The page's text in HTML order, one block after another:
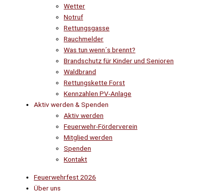
Wetter
Notruf
Rettungsgasse
Rauchmelder
Was tun wenn´s brennt?
Brandschutz für Kinder und Senioren
Waldbrand
Rettungskette Forst
Kennzahlen PV-Anlage
Aktiv werden & Spenden
Aktiv werden
Feuerwehr-Förderverein
Mitglied werden
Spenden
Kontakt
Feuerwehrfest 2026
Über uns